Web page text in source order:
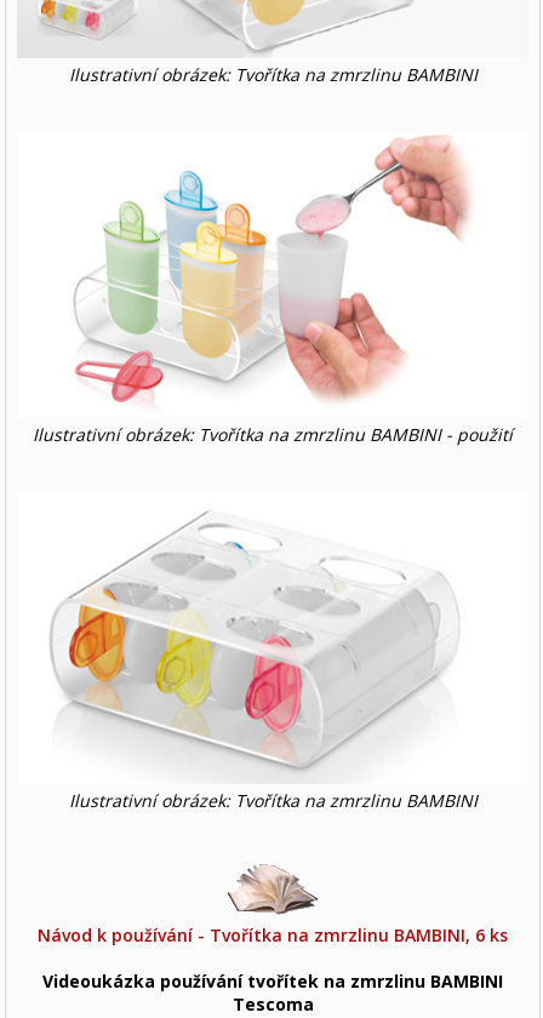
Ilustrativní obrázek: Tvořítka na zmrzlinu BAMBINI
Ilustrativní obrázek: Tvořítka na zmrzlinu BAMBINI - použití
Ilustrativní obrázek: Tvořítka na zmrzlinu BAMBINI
Návod k používání - Tvořítka na zmrzlinu BAMBINI, 6 ks
Videoukázka používání tvořítek na zmrzlinu BAMBINI
Tescoma